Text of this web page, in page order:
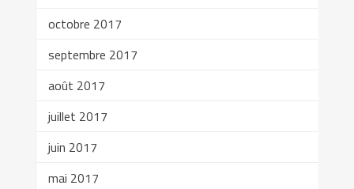
octobre 2017
septembre 2017
août 2017
juillet 2017
juin 2017
mai 2017